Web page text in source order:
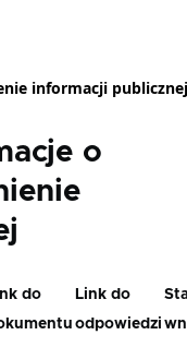
informacji publicznej
o
do
Link do
odpowiedzi